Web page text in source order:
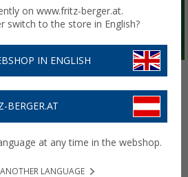
Outdoor &
on www.fritz-berger.at.
switch to the store in English?
IN ENGLISH
BERGER.AT
at any time in the webshop.
ANOTHER LANGUAGE